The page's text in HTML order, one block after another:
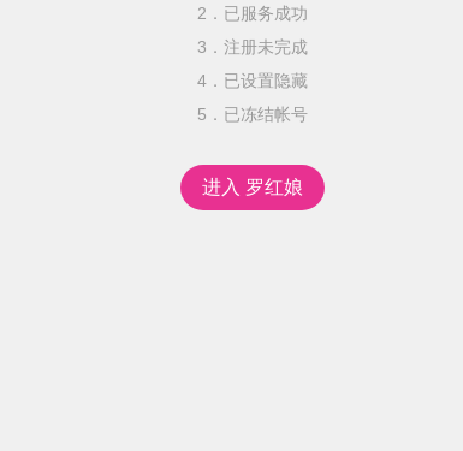
2．已服务成功
3．注册未完成
4．已设置隐藏
5．已冻结帐号
进入 罗红娘